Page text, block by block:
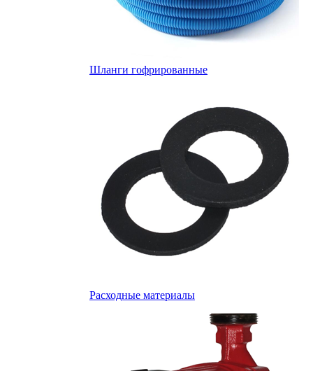
Шланги гофрированные
Расходные материалы